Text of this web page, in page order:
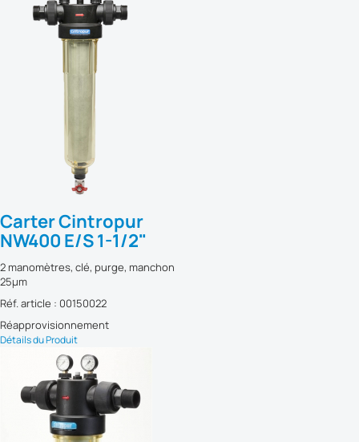
Carter Cintropur
NW400 E/S 1-1/2"
2 manomètres, clé, purge, manchon
25µm
Réf. article : 00150022
Réapprovisionnement
Détails du Produit